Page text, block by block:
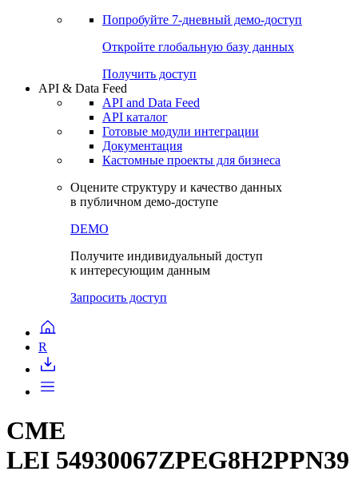
Попробуйте 7-дневный демо-доступ
Откройте глобальную базу данных
Получить доступ
API & Data Feed
API and Data Feed
API каталог
Готовые модули интеграции
Документация
Кастомные проекты для бизнеса
Оцените структуру и качество данных
в публичном демо-доступе
DEMO
Получите индивидуальный доступ
к интересующим данным
Запросить доступ
R
CME
LEI 54930067ZPEG8H2PPN39